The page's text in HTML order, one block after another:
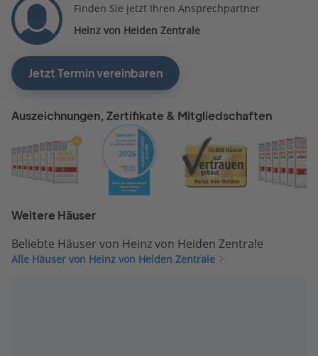
Finden Sie jetzt Ihren Ansprechpartner
Heinz von Heiden Zentrale
Jetzt Termin vereinbaren
Auszeichnungen, Zertifikate & Mitgliedschaften
Weitere Häuser
Beliebte Häuser von Heinz von Heiden Zentrale
Alle Häuser von Heinz von Heiden Zentrale